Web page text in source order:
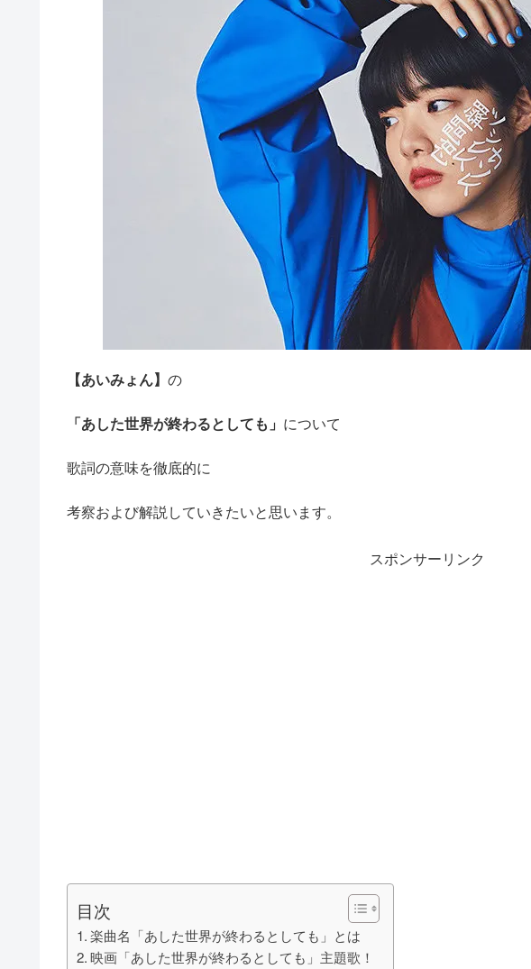
【あいみょん】 の
「あした世界が終わるとしても」 について
歌詞の意味を徹底的に
考察および解説していきたいと思います。
スポンサーリンク
目次
楽曲名「あした世界が終わるとしても」とは
映画「あした世界が終わるとしても」主題歌！